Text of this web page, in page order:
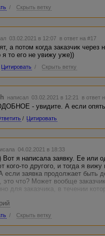
/ Скрыть ветку
03.02.2021 в 12:07 в ответ на #17
а потом когда заказчик
я то его не увижу уже))
Цитировать / Скрыть ветку
написал 03.02.2021 в 12:21 в ответ
- увидите. А если
/ Цитировать
04.02.2021 в 18:33
я написала заявку. Ее или
кого-то другого, и тогда я
заявка продолжает быть
что? Может вообще
для заказчика, в течении
/ Скрыть ветку